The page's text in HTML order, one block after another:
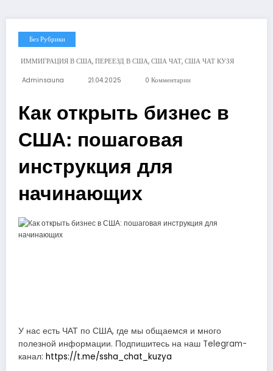
Без Рубрики
ИММИГРАЦИЯ В США, ПЕРЕЕЗД В США, США ЧАТ, США ЧАТ КУЗЯ
Adminsauna 21.04.2025 0 Комментарии
Как открыть бизнес в
США: пошаговая
инструкция для
начинающих
У нас есть ЧАТ по США, где мы общаемся и много
полезной информации. Подпишитесь на наш Telegram-
канал: https://t.me/ssha_chat_kuzya